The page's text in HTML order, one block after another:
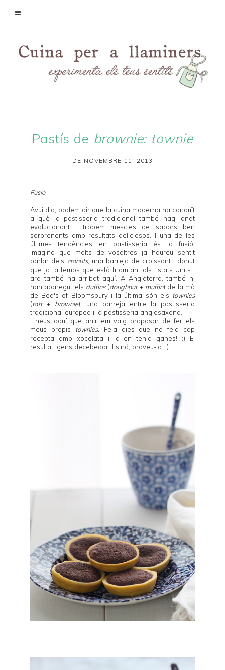
Pastís de brownie: townie
DE NOVEMBRE 11, 2013
Fusió
Avui dia, podem dir que la cuina moderna ha conduït
a què la pastisseria tradicional també hagi anat
evolucionant i trobem mescles de sabors ben
sorprenents amb resultats deliciosos. I una de les
últimes tendències en pastisseria és la fusió.
Imagino que molts de vosaltres ja haureu sentit
parlar dels cronuts, una barreja de croissant i donut
que ja fa temps que està triomfant als Estats Units i
ara també ha arribat aquí. A Anglaterra, també hi
han aparegut els duffins(doughnut+ muffin) de la mà
de Bea's of Bloomsburyi la última són els townies
(tart+ brownie), una barreja entre la pastisseria
tradicional europea i la pastisseria anglosaxona.
I heus aquí que ahir em vaig proposar de fer els
meus propis townies.
Feia dies que no feia cap
recepta amb xocolata i ja en tenia ganes! ;) El
resultat, gens decebedor. I sinó, proveu-lo. ;)